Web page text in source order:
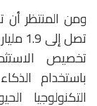
ومن المنتظر
تخصيص
باستخدام
التكنولوجيا